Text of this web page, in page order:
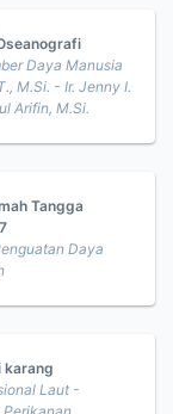
Daya Manusia
M.Si. - Ir. Jenny I.
Arifin, M.Si.
Tangga
Daya
karang
Laut -